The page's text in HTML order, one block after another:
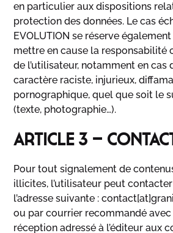
en particulier aux dispositions
protection des données. Le cas
EVOLUTION se réserve
mettre en cause la
de l’utilisateur, notamment en cas
caractère raciste, injurieux,
pornographique, quel que soit le
(texte, photographie…).
ARTICLE 3 –
Pour tout signalement de
illicites, l’utilisateur peut contacter
l’adresse suivante :
ou par courrier recommandé
réception adressé à l’éditeur aux